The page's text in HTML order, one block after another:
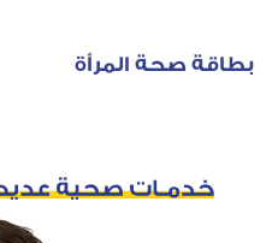
بطاقة صحة المرأة